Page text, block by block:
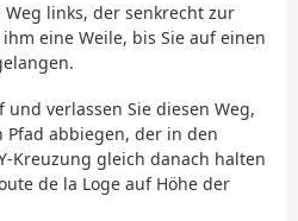
links, der senkrecht zur
eine Weile, bis Sie auf einen
und verlassen Sie diesen Weg,
Pfad abbiegen, der in den
Kreuzung gleich danach halten
de la Loge auf Höhe der